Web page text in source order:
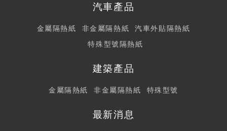
汽車產品
金屬隔熱紙 非金屬隔熱紙
汽車外貼隔熱紙
特殊型號隔熱紙
建築產品
金屬隔熱紙 非金屬隔熱紙 特殊型號
最新消息